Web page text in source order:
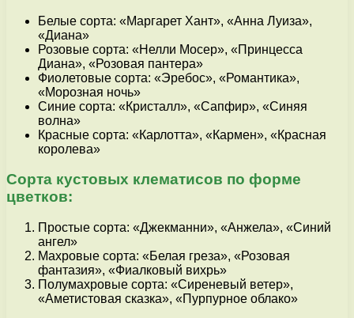
Белые сорта: «Маргарет Хант», «Анна Луиза»,
«Диана»
Розовые сорта: «Нелли Мосер», «Принцесса
Диана», «Розовая пантера»
Фиолетовые сорта: «Эребос», «Романтика»,
«Морозная ночь»
Синие сорта: «Кристалл», «Сапфир», «Синяя
волна»
Красные сорта: «Карлотта», «Кармен», «Красная
королева»
Сорта кустовых клематисов по форме
цветков:
Простые сорта: «Джекманни», «Анжела», «Синий
ангел»
Махровые сорта: «Белая греза», «Розовая
фантазия», «Фиалковый вихрь»
Полумахровые сорта: «Сиреневый ветер»,
«Аметистовая сказка», «Пурпурное облако»